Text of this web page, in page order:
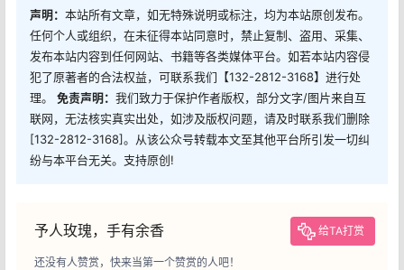
声明： 本站所有文章，如无特殊说明或标注，均为本站原创发布。
任何个人或组织，在未征得本站同意时，禁止复制、盗用、采集、
发布本站内容到任何网站、书籍等各类媒体平台。如若本站内容侵
犯了原著者的合法权益，可联系我们【132-2812-3168】进行处
理。 免责声明： 我们致力于保护作者版权，部分文字/图片来自互
联网，无法核实真实出处，如涉及版权问题，请及时联系我们删除
[132-2812-3168]。从该公众号转载本文至其他平台所引发一切纠
纷与本平台无关。支持原创!
予人玫瑰，手有余香 给TA打赏
还没有人赞赏，快来当第一个赞赏的人吧！